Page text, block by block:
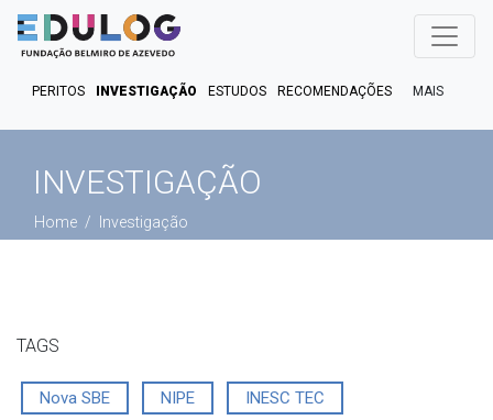
PERITOS INVESTIGAÇÃO ESTUDOS RECOMENDAÇÕES
PUBLICAÇÕES EM FOCO EM DEBATE FACT CHECK
PODCASTS
MAIS
INVESTIGAÇÃO
Home Investigação
TAGS
Nova SBE NIPE INESC TEC